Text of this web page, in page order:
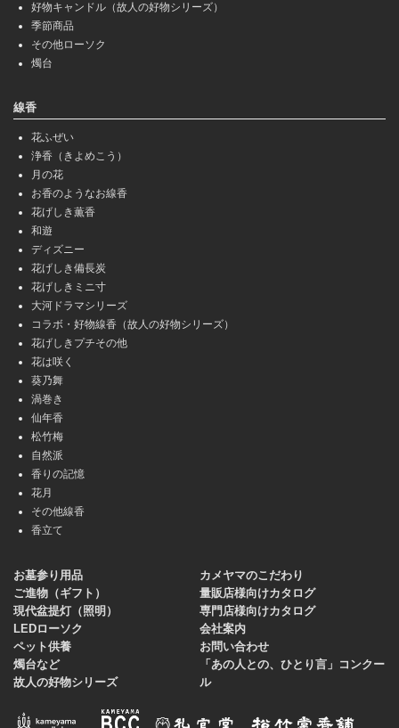
好物キャンドル（故人の好物シリーズ）
季節商品
その他ローソク
燭台
線香
花ふぜい
浄香（きよめこう）
月の花
お香のようなお線香
花げしき薫香
和遊
ディズニー
花げしき備長炭
花げしきミニ寸
大河ドラマシリーズ
コラボ・好物線香（故人の好物シリーズ）
花げしきプチその他
花は咲く
葵乃舞
渦巻き
仙年香
松竹梅
自然派
香りの記憶
花月
その他線香
香立て
お墓参り用品
ご進物（ギフト）
現代盆提灯（照明）
LEDローソク
ペット供養
燭台など
故人の好物シリーズ
カメヤマのこだわり
量販店様向けカタログ
専門店様向けカタログ
会社案内
お問い合わせ
「あの人との、ひとり言」コンクー
ル